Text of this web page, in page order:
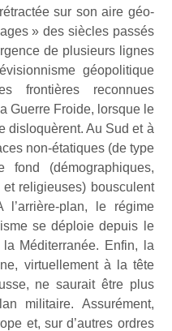
sur son aire géo-
» des siècles passés
de plusieurs lignes
géopolitique
frontières reconnues
Guerre Froide, lorsque le
disloquèrent. Au Sud et à
non-étatiques (de type
fond (démographiques,
religieuses) bousculent
l’arrière-plan, le régime
se déploie depuis le
Méditerranée. Enfin, la
virtuellement à la tête
ne saurait être plus
militaire. Assurément,
et, sur d’autres ordres